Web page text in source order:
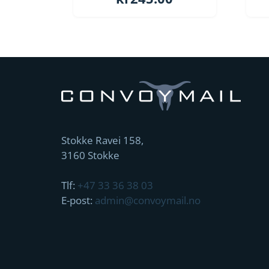
Stokke Ravei 158,
3160 Stokke
Tlf: +47 33 36 38 03
E-post: admin@convoymail.no